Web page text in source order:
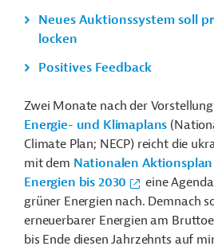
Neues Auktionssystem soll
locken
Positives Feedback
Zwei Monate nach der Vorstellung
Energie- und Klimaplans
Climate Plan; NECP) reicht die
mit dem Nationalen
Energien bis 2030
eine
grüner Energien nach. Demnach
erneuerbarer Energien am
bis Ende diesen Jahrzehnts auf